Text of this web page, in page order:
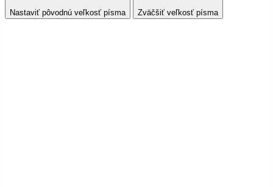
Nastaviť pôvodnú veľkosť písma Zväčšiť veľkosť písma